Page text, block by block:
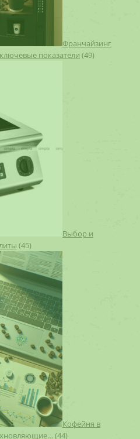
Франчайзинг
показатели (49)
Выбор и
(45)
Кофейня в
(44)